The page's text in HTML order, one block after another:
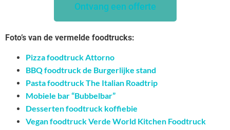
Ontvang een offerte
Foto’s van de vermelde foodtrucks:
Pizza foodtruck Attorno
BBQ foodtruck de Burgerlijke stand
Pasta foodtruck The Italian Roadtrip
Mobiele bar “Bubbelbar”
Desserten foodtruck koffiebie
Vegan foodtruck Verde World Kitchen Foodtruck